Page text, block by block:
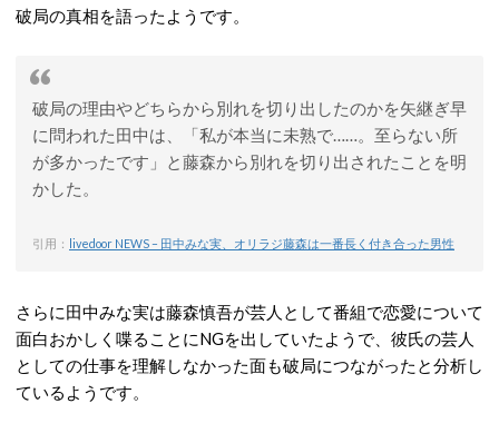
破局の真相を語ったようです。
破局の理由やどちらから別れを切り出したのかを矢継ぎ早
に問われた田中は、「私が本当に未熟で……。至らない所
が多かったです」と藤森から別れを切り出されたことを明
かした。
引用： livedoor NEWS – 田中みな実、オリラジ藤森は一番長く付き合った男性
さらに田中みな実は藤森慎吾が芸人として番組で恋愛について
面白おかしく喋ることにNGを出していたようで、彼氏の芸人
としての仕事を理解しなかった面も破局につながったと分析し
ているようです。